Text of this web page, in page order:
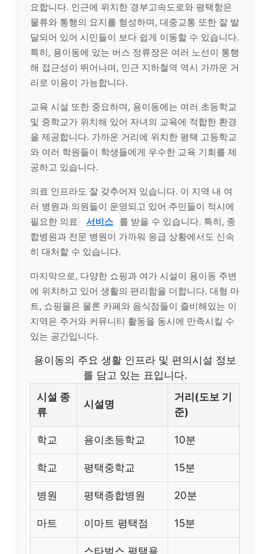
요합니다. 인근에 위치한 경부고속도로와 평택항은
물류와 통행의 요지를 형성하며, 대중교통 또한 잘 발
달되어 있어 시민들이 보다 쉽게 이동할 수 있습니다.
특히, 용이동에 있는 버스 정류장은 여러 노선이 통행
해 접근성이 뛰어나며, 인근 지하철역 역시 가까운 거
리로 이용이 가능합니다.
교육 시설 또한 중요하며, 용이동에는 여러 초등학교
및 중학교가 위치해 있어 자녀의 교육에 적합한 환경
을 제공합니다. 가까운 거리에 위치한 평택 고등학교
와 여러 학원들이 학생들에게 우수한 교육 기회를 제
공하고 있습니다.
의료 인프라도 잘 갖추어져 있습니다. 이 지역 내 여
러 병원과 의원들이 운영되고 있어 주민들이 적시에
필요한 의료
서비스 를 받을 수 있습니다. 특히, 종
합병원과 전문 병원이 가까워 응급 상황에서도 신속
히 대처할 수 있습니다.
마지막으로, 다양한 쇼핑과 여가 시설이 용이동 주변
에 위치하고 있어 생활의 편리함을 더합니다. 대형 마
트, 쇼핑몰은 물론 카페와 음식점들이 즐비해있는 이
지역은 주거와 커뮤니티 활동을 동시에 만족시킬 수
있는 공간입니다.
용이동의 주요 생활 인프라 및 편의시설 정보
를 담고 있는 표입니다.
시설 종
류
시설명
거리(도보 기
준)
학교 용이초등학교 10분
학교 평택중학교 15분
병원 평택종합병원 20분
마트 이마트 평택점 15분
스타벅스 평택용